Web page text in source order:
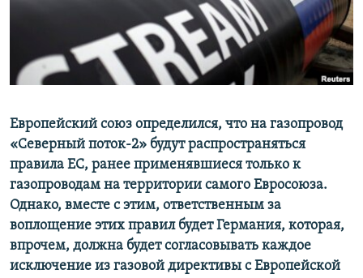
КРЫМ.НЕПОКОРЕННЫЙ
ELIFBE
Все сайты RFE/RL
Европейский союз определился, что на газопровод
«Северный поток-2» будут распространяться
правила ЕС, ранее применявшиеся только к
газопроводам на территории самого Евросоюза.
Однако, вместе с этим, ответственным за
воплощение этих правил будет Германия, которая,
впрочем, должна будет согласовывать каждое
исключение из газовой директивы с Европейской